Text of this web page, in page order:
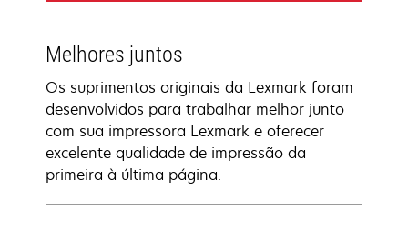
Melhores juntos
Os suprimentos originais da Lexmark foram
desenvolvidos para trabalhar melhor junto
com sua impressora Lexmark e oferecer
excelente qualidade de impressão da
primeira à última página.